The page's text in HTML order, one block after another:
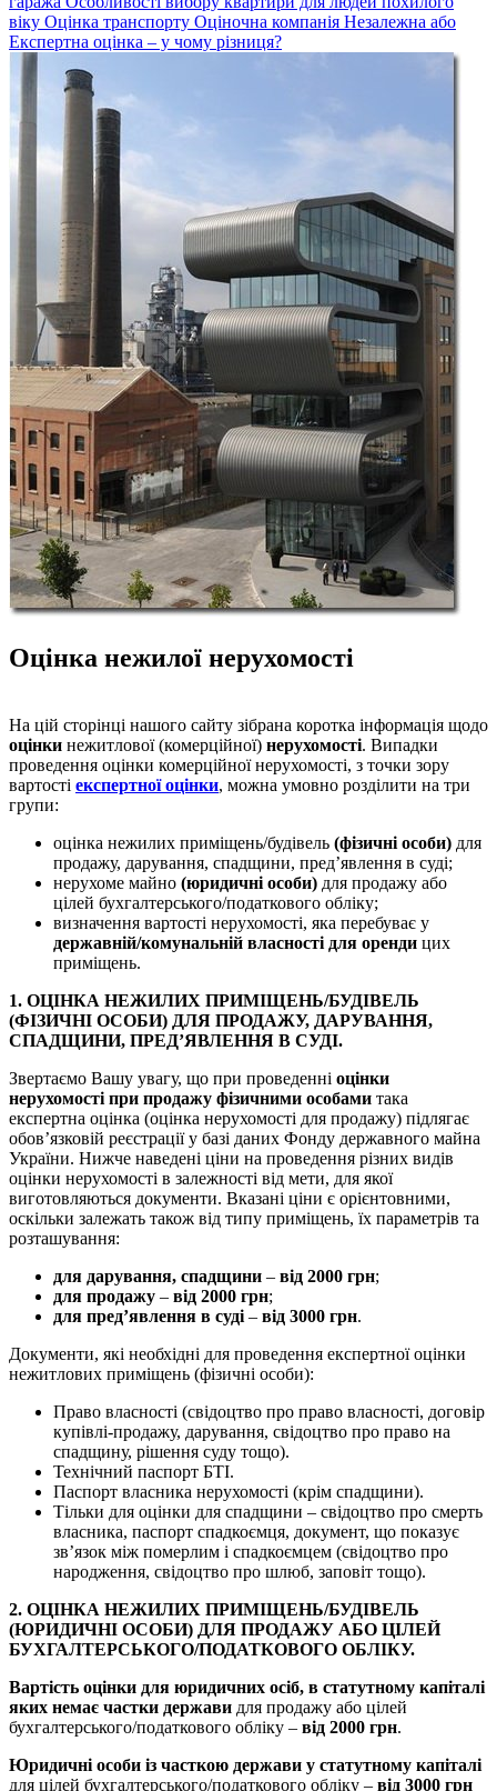
віку Оцінка транспорту Оціночна компанія Незалежна або
Експертна оцінка – у чому різниця?
Оцінка нежилої нерухомості
На цій сторінці нашого сайту зібрана коротка інформація щодо
оцінки нежитлової (комерційної) нерухомості. Випадки
проведення оцінки комерційної нерухомості, з точки зору
вартості експертної оцінки, можна умовно розділити на три
групи:
оцінка нежилих приміщень/будівель (фізичні особи) для
продажу, дарування, спадщини, пред’явлення в суді;
нерухоме майно (юридичні особи) для продажу або
цілей бухгалтерського/податкового обліку;
визначення вартості нерухомості, яка перебуває у
державній/комунальній власності для оренди цих
приміщень.
1. ОЦІНКА НЕЖИЛИХ ПРИМІЩЕНЬ/БУДІВЕЛЬ
(ФІЗИЧНІ ОСОБИ) ДЛЯ ПРОДАЖУ, ДАРУВАННЯ,
СПАДЩИНИ, ПРЕД’ЯВЛЕННЯ В СУДІ.
Звертаємо Вашу увагу, що при проведенні оцінки
нерухомості при продажу фізичними особами така
експертна оцінка (оцінка нерухомості для продажу) підлягає
обов’язковій реєстрації у базі даних Фонду державного майна
України. Нижче наведені ціни на проведення різних видів
оцінки нерухомості в залежності від мети, для якої
виготовляються документи. Вказані ціни є орієнтовними,
оскільки залежать також від типу приміщень, їх параметрів та
розташування:
для дарування, спадщини – від 2000 грн;
для продажу – від 2000 грн;
для пред’явлення в суді – від 3000 грн.
Документи, які необхідні для проведення експертної оцінки
нежитлових приміщень (фізичні особи):
Право власності (свідоцтво про право власності, договір
купівлі-продажу, дарування, свідоцтво про право на
спадщину, рішення суду тощо).
Технічний паспорт БТІ.
Паспорт власника нерухомості (крім спадщини).
Тільки для оцінки для спадщини – свідоцтво про смерть
власника, паспорт спадкоємця, документ, що показує
зв’язок між померлим і спадкоємцем (свідоцтво про
народження, свідоцтво про шлюб, заповіт тощо).
2. ОЦІНКА НЕЖИЛИХ ПРИМІЩЕНЬ/БУДІВЕЛЬ
(ЮРИДИЧНІ ОСОБИ) ДЛЯ ПРОДАЖУ АБО ЦІЛЕЙ
БУХГАЛТЕРСЬКОГО/ПОДАТКОВОГО ОБЛІКУ.
Вартість оцінки для юридичних осіб, в статутному капіталі
яких немає частки держави для продажу або цілей
бухгалтерського/податкового обліку – від 2000 грн.
Юридичні особи із часткою держави у статутному капіталі
для цілей бухгалтерського/податкового обліку – від 3000 грн